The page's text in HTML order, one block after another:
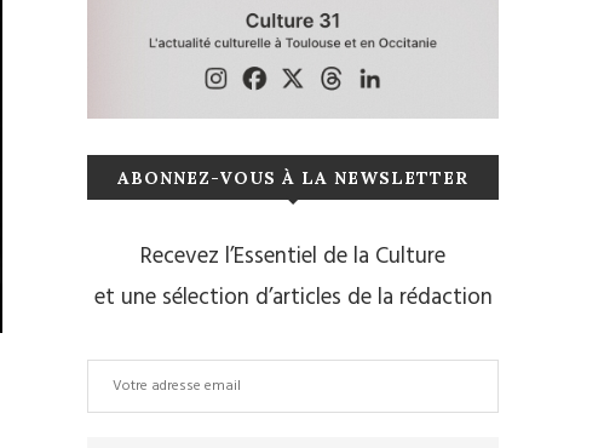
ABONNEZ-VOUS À LA NEWSLETTER
Recevez l’Essentiel de la Culture
et une sélection d’articles de la rédaction